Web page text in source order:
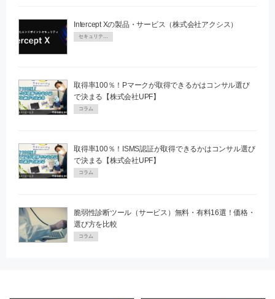
Intercept Xの製品・サービス（株式会社アクシス）
セキュリティPR
取得率100％！Pマークが取得できるかはコンサル選び
で決まる【株式会社UPF】
コラム
取得率100％！ISMS認証が取得できるかはコンサル選び
で決まる【株式会社UPF】
コラム
脆弱性診断ツール（サービス）無料・有料16選！価格・
選び方を比較
コラム